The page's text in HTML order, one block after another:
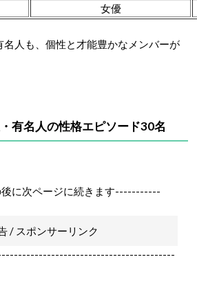
女優
人も、個性と才能豊かなメンバーが
有名人の性格エピソード30名
に次ページに続きます-----------
/ スポンサーリンク